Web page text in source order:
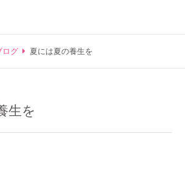
ログ 夏には夏の養生を
生を